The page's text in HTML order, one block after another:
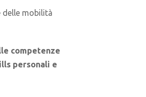
delle mobilità
competenze
personali e